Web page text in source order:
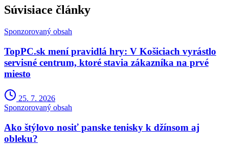
Súvisiace články
Sponzorovaný obsah
TopPC.sk mení pravidlá hry: V Košiciach vyrástlo
servisné centrum, ktoré stavia zákazníka na prvé
miesto
25. 7. 2026
Sponzorovaný obsah
Ako štýlovo nosiť panske tenisky k džínsom aj
obleku?